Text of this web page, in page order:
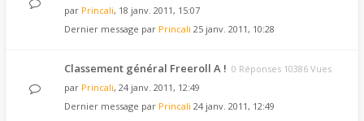
par Princali, 18 janv. 2011, 15:07
Dernier message par Princali 25 janv. 2011, 10:28
Classement général Freeroll A ! 0 Réponses 10386 Vues
par Princali, 24 janv. 2011, 12:49
Dernier message par Princali 24 janv. 2011, 12:49